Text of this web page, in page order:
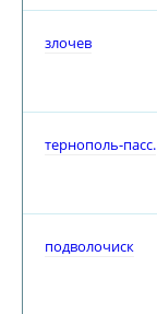
злочев
тернополь-пасс.
подволочиск